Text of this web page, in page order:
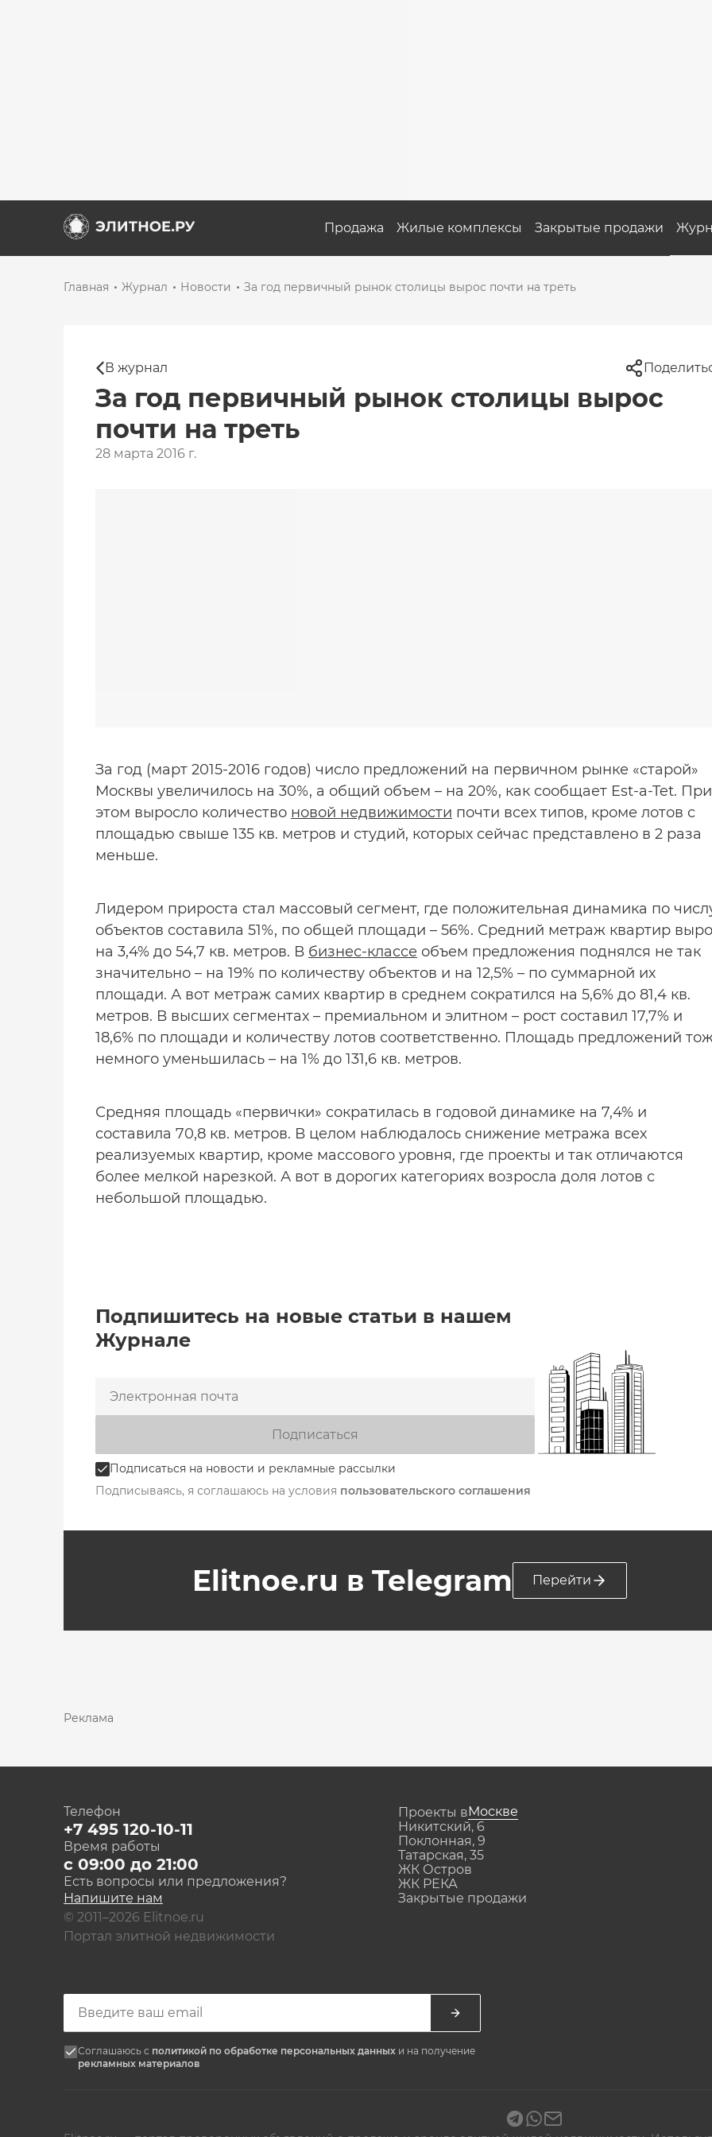
Продажа Жилые комплексы Закрытые продажи
Главная Журнал Новости За год первичный рынок столицы вырос почти на треть
В журнал
За год первичный рынок столицы вырос
почти на треть
28 марта 2016 г.
За год (март 2015-2016 годов) число предложений на первичном рынке «старой»
Москвы увеличилось на 30%, а общий объем – на 20%, как сообщает Est-a-Tet. При
этом выросло количество новой недвижимости почти всех типов, кроме лотов с
площадью свыше 135 кв. метров и студий, которых сейчас представлено в 2 раза
меньше.
Лидером прироста стал массовый сегмент, где положительная динамика по
объектов составила 51%, по общей площади – 56%. Средний метраж квартир
на 3,4% до 54,7 кв. метров. В бизнес-классе объем предложения поднялся не так
значительно – на 19% по количеству объектов и на 12,5% – по суммарной их
площади. А вот метраж самих квартир в среднем сократился на 5,6% до 81,4 кв.
метров. В высших сегментах – премиальном и элитном – рост составил 17,7% и
18,6% по площади и количеству лотов соответственно. Площадь предложений
немного уменьшилась – на 1% до 131,6 кв. метров.
Средняя площадь «первички» сократилась в годовой динамике на 7,4% и
составила 70,8 кв. метров. В целом наблюдалось снижение метража всех
реализуемых квартир, кроме массового уровня, где проекты и так отличаются
более мелкой нарезкой. А вот в дорогих категориях возросла доля лотов с
небольшой площадью.
Подпишитесь на новые статьи в нашем
Журнале
Подписаться на новости и рекламные рассылки
Подписаться
Подписываясь, я соглашаюсь на условия пользовательского соглашения
Elitnoe.ru в Telegram Перейти
Реклама
Телефон
+7 495 120-10-11
Время работы
с 09:00 до 21:00
Есть вопросы или предложения?
Напишите нам
© 2011–2026 Elitnoe.ru
Портал элитной недвижимости
Проекты вМоскве
Никитский, 6
Поклонная, 9
Татарская, 35
ЖК Остров
ЖК РЕКА
Закрытые продажи
Соглашаюсь с политикой по обработке персональных данных и на получение
рекламных материалов